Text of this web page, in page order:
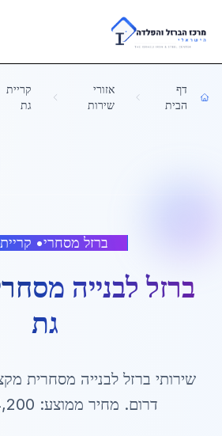
Skip to main content
דף
הבית
אזורי
שירות
קריית
גת
ברזל מסחרי•
ברזל לבנייה
גת
שירותי ברזל לבנייה מסחרית
דרום. מחיר ממוצע: